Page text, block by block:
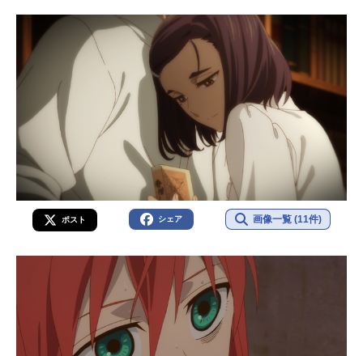
ポスト シェア 画像一覧 (11件)